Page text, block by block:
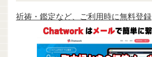
祈祷・鑑定など、ご利用時に無料登録